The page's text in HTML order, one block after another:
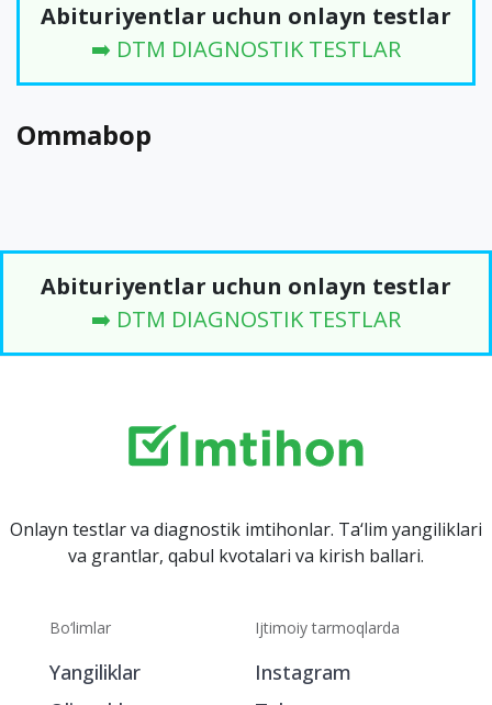
Abituriyentlar uchun onlayn testlar
➡️ DTM DIAGNOSTIK TESTLAR
Ommabop
Abituriyentlar uchun onlayn testlar
➡️ DTM DIAGNOSTIK TESTLAR
Onlayn testlar va diagnostik imtihonlar. Ta‘lim yangiliklari
va grantlar, qabul kvotalari va kirish ballari.
Bo‘limlar
Yangiliklar
Ijtimoiy tarmoqlarda
Instagram